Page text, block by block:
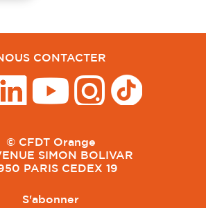
CONTACTER
© CFDT Orange
SIMON BOLIVAR
PARIS CEDEX 19
S'abonner